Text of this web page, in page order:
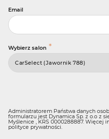
Email
Wybierz salon *
Administratorem Państwa danych
formularzu jest Dynamica Sp. z o.o z
Myślenice , KRS 0000288887. Więcej
polityce prywatności